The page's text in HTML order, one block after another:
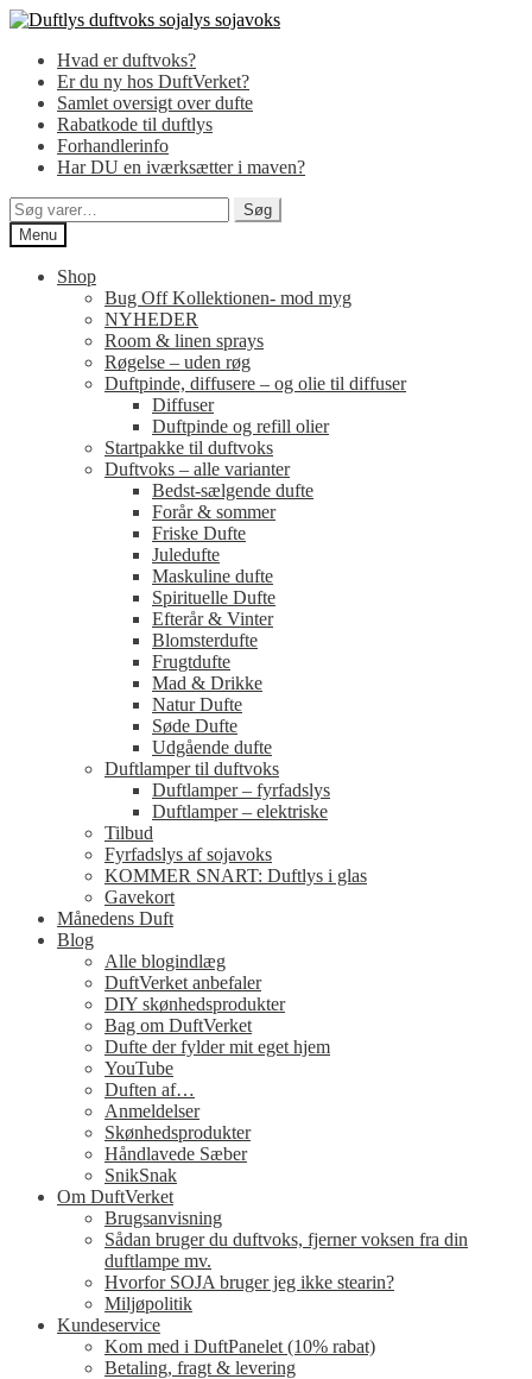
Spring
navigation
Spring
indholdHvad er duftvoks?
Er du ny hos DuftVerket?
Samlet oversigt over dufte
Rabatkode til duftlys
Forhandlerinfo
Har DU en iværksætter i maven?
Søg
efter:
Søg
Menu
Shop
Bug Off Kollektionen- mod myg
NYHEDER
Room & linen sprays
Røgelse – uden røg
Duftpinde, diffusere – og olie til diffuser
Diffuser
Duftpinde og refill olier
Startpakke til duftvoks
Duftvoks – alle varianter
Bedst-sælgende dufte
Forår & sommer
Friske Dufte
Juledufte
Maskuline dufte
Spirituelle Dufte
Efterår & Vinter
Blomsterdufte
Frugtdufte
Mad & Drikke
Natur Dufte
Søde Dufte
Udgående dufte
Duftlamper til duftvoks
Duftlamper – fyrfadslys
Duftlamper – elektriske
Tilbud
Fyrfadslys af sojavoks
KOMMER SNART: Duftlys i glas
Gavekort
Månedens Duft
Blog
Alle blogindlæg
DuftVerket anbefaler
DIY skønhedsprodukter
Bag om DuftVerket
Dufte der fylder mit eget hjem
YouTube
Duften af…
Anmeldelser
Skønhedsprodukter
Håndlavede Sæber
SnikSnak
Om DuftVerket
Brugsanvisning
Sådan bruger du duftvoks, fjerner voksen fra din
duftlampe mv.
Hvorfor SOJA bruger jeg ikke stearin?
Miljøpolitik
Kundeservice
Kom med i DuftPanelet (10% rabat)
Betaling, fragt & levering